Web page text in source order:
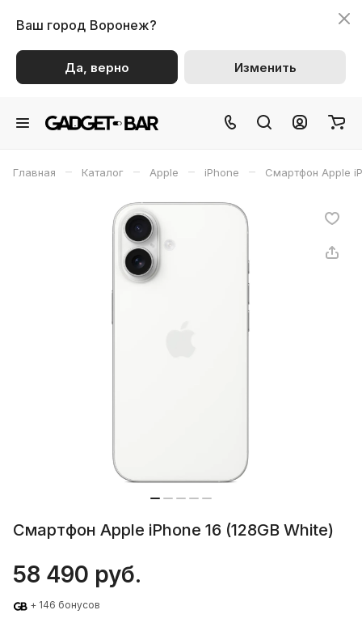
Ваш город Воронеж?
Да, верно Изменить
Главная – Каталог – Apple – iPhone – Смартфон Apple
Смартфон Apple iPhone 16 (128GB White)
58 490 руб.
+ 146 бонусов